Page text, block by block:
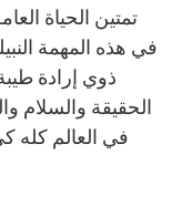
تمتين الحياة
في هذه المهمة
ذوي إرادة
الحقيقة والسلام
في العالم كله